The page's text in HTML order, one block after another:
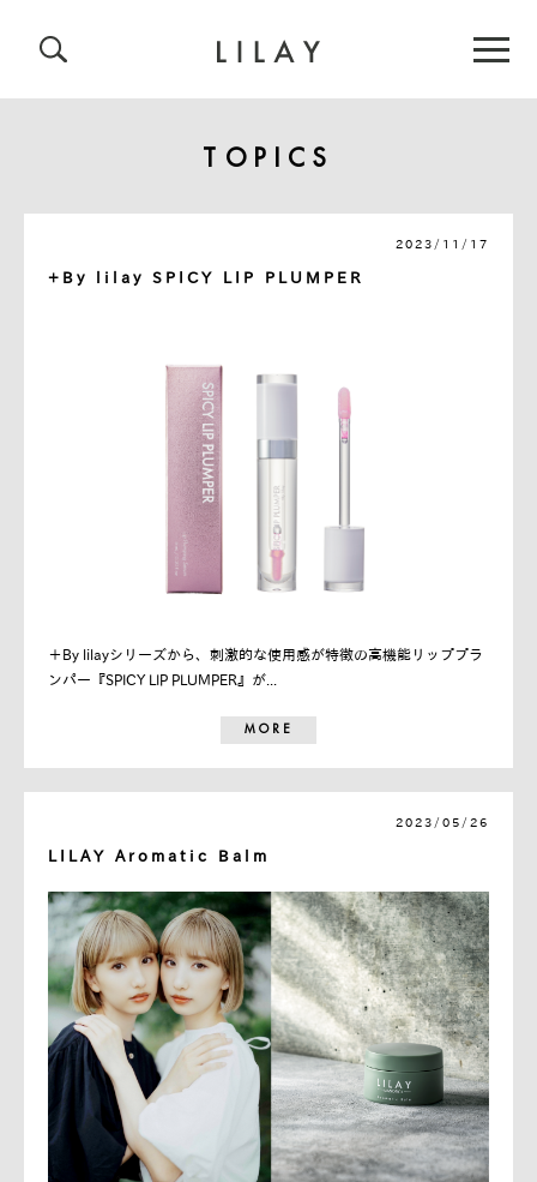
TOPICS
2023/11/17
+By lilay SPICY LIP PLUMPER
＋By lilayシリーズから、刺激的な使用感が特徴の高機能リッププラ
ンパー『SPICY LIP PLUMPER』が...
MORE
2023/05/26
LILAY Aromatic Balm